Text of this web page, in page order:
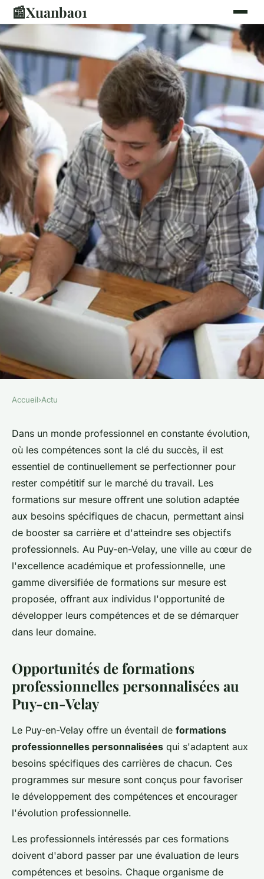
📰Xuanbao1
Formations sur mesure au
Puy-en-Velay : Boostez votre
carrière
Julie•9 mars 2024•3 min de lecture
Accueil›Actu
Dans un monde professionnel en constante évolution,
où les compétences sont la clé du succès, il est
essentiel de continuellement se perfectionner pour
rester compétitif sur le marché du travail. Les
formations sur mesure offrent une solution adaptée
aux besoins spécifiques de chacun, permettant ainsi
de booster sa carrière et d'atteindre ses objectifs
professionnels. Au Puy-en-Velay, une ville au cœur de
l'excellence académique et professionnelle, une
gamme diversifiée de formations sur mesure est
proposée, offrant aux individus l'opportunité de
développer leurs compétences et de se démarquer
dans leur domaine.
Opportunités de formations
professionnelles personnalisées au
Puy-en-Velay
Le Puy-en-Velay offre un éventail de formations
professionnelles personnalisées qui s'adaptent aux
besoins spécifiques des carrières de chacun. Ces
programmes sur mesure sont conçus pour favoriser
le développement des compétences et encourager
l'évolution professionnelle.
Les professionnels intéressés par ces formations
doivent d'abord passer par une évaluation de leurs
compétences et besoins. Chaque organisme de